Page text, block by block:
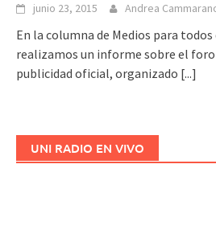
junio 23, 2015 Andrea
En la columna de Medios para todos
realizamos un informe sobre el
publicidad oficial, organizado [...]
UNI RADIO EN VIVO